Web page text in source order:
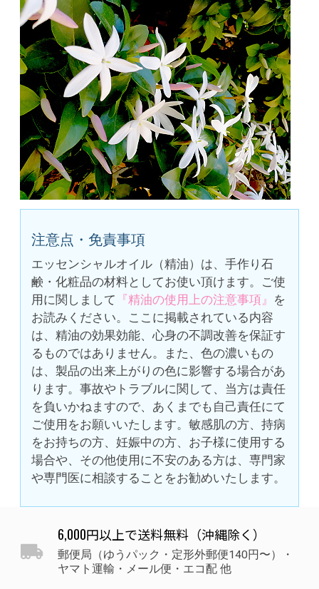
注意点・免責事項
エッセンシャルオイル（精油）は、手作り石
鹸・化粧品の材料としてお使い頂けます。ご使
用に関しまして 『精油の使用上の注意事項』 を
お読みください。ここに掲載されている内容
は、精油の効果効能、心身の不調改善を保証す
るものではありません。また、色の濃いもの
は、製品の出来上がりの色に影響する場合があ
ります。事故やトラブルに関して、当方は責任
を負いかねますので、あくまでも自己責任にて
ご使用をお願いいたします。敏感肌の方、持病
をお持ちの方、妊娠中の方、お子様に使用する
場合や、その他使用に不安のある方は、専門家
や専門医に相談することをお勧めいたします。
6,000円以上で送料無料（沖縄除く）
郵便局（ゆうパック・定形外郵便140円〜）・
ヤマト運輸・メール便・エコ配 他